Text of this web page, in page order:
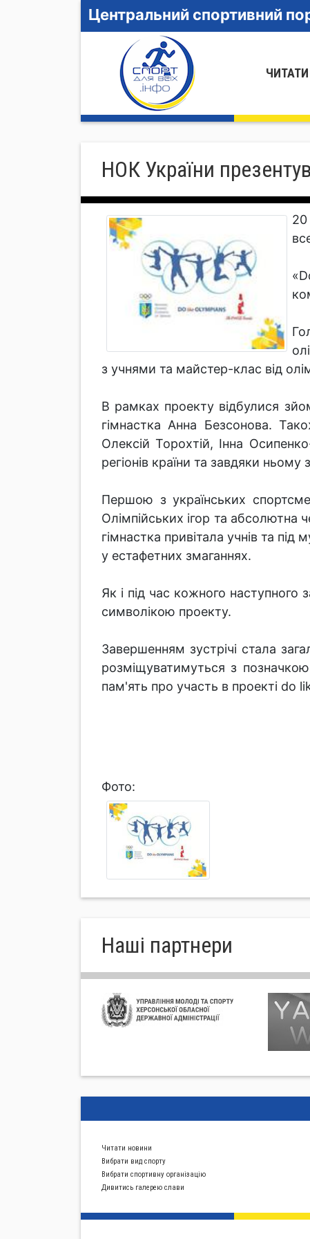
Центральний спортивний
НОК України
20
з учнями та майстер-клас від
В рамках проекту відбулися
гімнастка Анна Безсонова.
Олексій Торохтій, Інна
регіонів країни та завдяки
Першою з українських
Олімпійських ігор та абсолютна
гімнастка привітала учнів та
у естафетних змаганнях.
Як і під час кожного
символікою проекту.
Завершенням зустрічі стала
розміщуватимуться з
пам'ять про участь в проекті do
Фото:
Нашi партнери
Читати новини
Вибрати вид спорту
Вибрати спортивну органiзацiю
Дивитись галерею слави